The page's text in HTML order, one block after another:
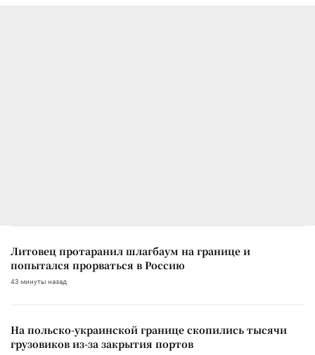
Литовец протаранил шлагбаум на границе и
попытался прорваться в Россию
43 минуты назад
На польско-украинской границе скопились тысячи
грузовиков из-за закрытия портов